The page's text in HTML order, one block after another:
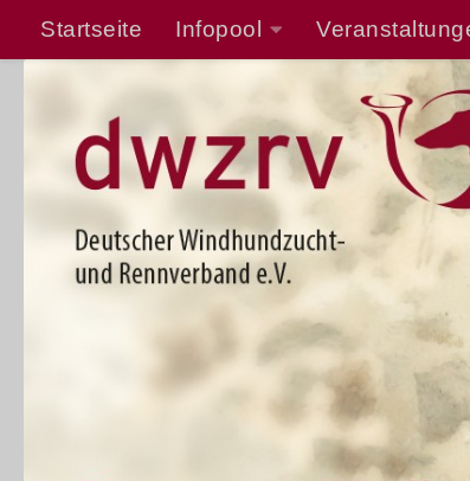
Startseite Infopool